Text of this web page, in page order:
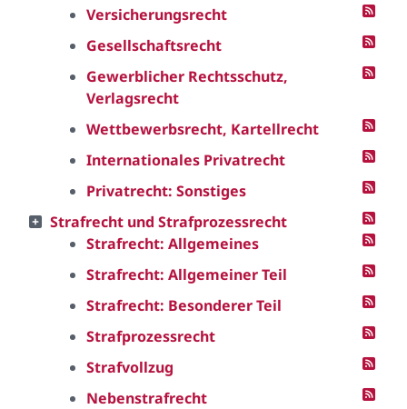
Versicherungsrecht
Gesellschaftsrecht
Gewerblicher Rechtsschutz,
Verlagsrecht
Wettbewerbsrecht, Kartellrecht
Internationales Privatrecht
Privatrecht: Sonstiges
Strafrecht und Strafprozessrecht
Strafrecht: Allgemeines
Strafrecht: Allgemeiner Teil
Strafrecht: Besonderer Teil
Strafprozessrecht
Strafvollzug
Nebenstrafrecht